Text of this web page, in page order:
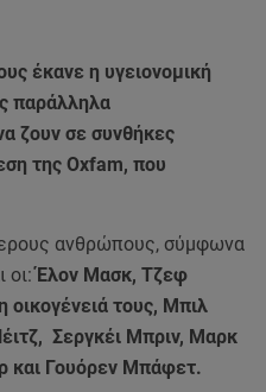
έκανε η υγειονομική
παράλληλα
ζουν σε συνθήκες
της Oxfam, που
ανθρώπους, σύμφωνα
οι:Έλον Μασκ, Τζεφ
τους, Μπιλ
Σεργκέι Μπριν, Μαρκ
και Γουόρεν Μπάφετ.